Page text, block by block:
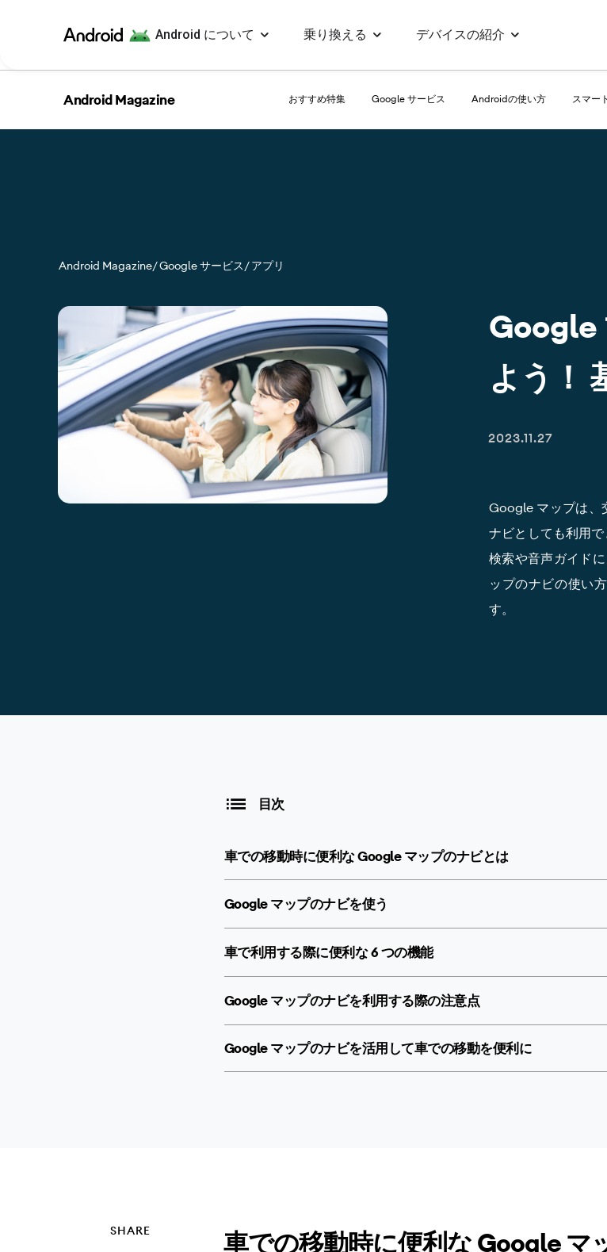
Android Android について 乗り換える デバイスの紹介
Android Magazine おすすめ特集 Google サービス Androidの使い方 スマー
Android Magazine/ Google サービス/ アプリ
Google
よう！
2023.11.27
Google マップは、
ナビとしても利用
検索や音声ガイド
ップのナビの使い
す。
目次
車での移動時に便利な Google マップのナビとは
Google マップのナビを使う
車で利用する際に便利な 6 つの機能
Google マップのナビを利用する際の注意点
Google マップのナビを活用して車での移動を便利に
SHARE 車での移動時に便利な Google マ